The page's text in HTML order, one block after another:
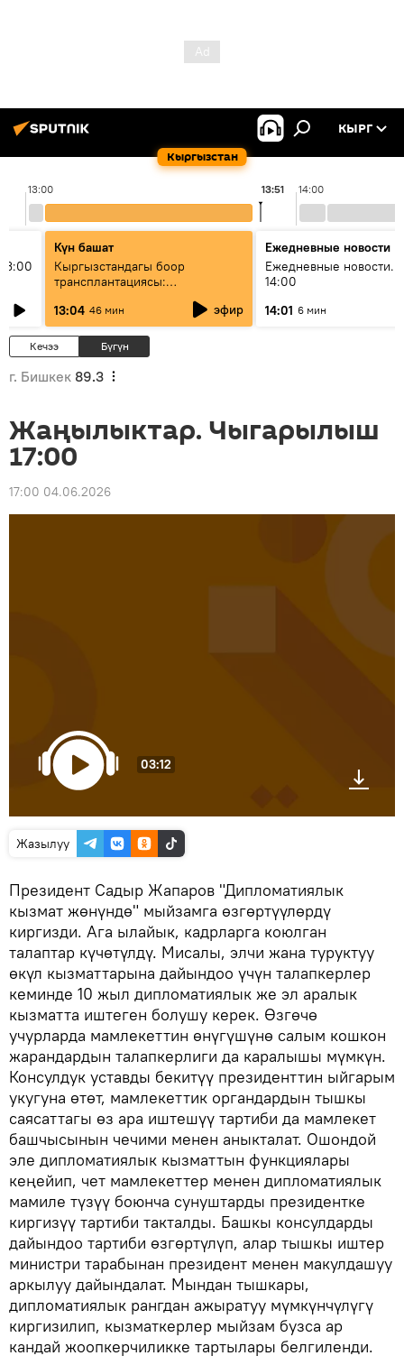
Кыргызстан
КЫРГ
13:00 14:00
13:51
Күн башат
Кыргызстандагы боор
трансплантациясы:
жетишкендиктер жана өнүгүү
келечеги
13:04 46 мин эфир
Ежедневные новости
Ежедневные новости.
14:00
14:01 6 мин
Кечээ Бүгүн
г. Бишкек 89.3
Жаңылыктар. Чыгарылыш
17:00
17:00 04.06.2026
03:12
Жазылуу
Президент Садыр Жапаров "Дипломатиялык
кызмат жөнүндө" мыйзамга өзгөртүүлөрдү
киргизди. Ага ылайык, кадрларга коюлган
талаптар күчөтүлдү. Мисалы, элчи жана туруктуу
өкүл кызматтарына дайындоо үчүн талапкерлер
кеминде 10 жыл дипломатиялык же эл аралык
кызматта иштеген болушу керек. Өзгөчө
учурларда мамлекеттин өнүгүшүнө салым кошкон
жарандардын талапкерлиги да каралышы мүмкүн.
Консулдук уставды бекитүү президенттин ыйгарым
укугуна өтөт, мамлекеттик органдардын тышкы
саясаттагы өз ара иштешүү тартиби да мамлекет
башчысынын чечими менен аныкталат. Ошондой
эле дипломатиялык кызматтын функциялары
кеңейип, чет мамлекеттер менен дипломатиялык
мамиле түзүү боюнча сунуштарды президентке
киргизүү тартиби такталды. Башкы консулдарды
дайындоо тартиби өзгөртүлүп, алар тышкы иштер
министри тарабынан президент менен макулдашуу
аркылуу дайындалат. Мындан тышкары,
дипломатиялык рангдан ажыратуу мүмкүнчүлүгү
киргизилип, кызматкерлер мыйзам бузса ар
кандай жоопкерчиликке тартылары белгиленди.